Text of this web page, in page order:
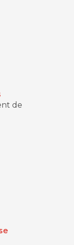
de